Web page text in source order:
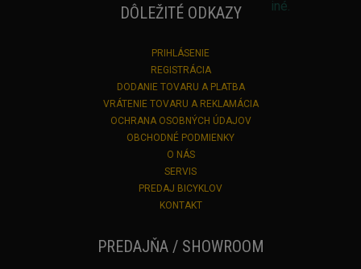
DÔLEŽITÉ ODKAZY
PRIHLÁSENIE
REGISTRÁCIA
DODANIE TOVARU A PLATBA
VRÁTENIE TOVARU A REKLAMÁCIA
OCHRANA OSOBNÝCH ÚDAJOV
OBCHODNÉ PODMIENKY
O NÁS
SERVIS
PREDAJ BICYKLOV
KONTAKT
PREDAJŇA / SHOWROOM